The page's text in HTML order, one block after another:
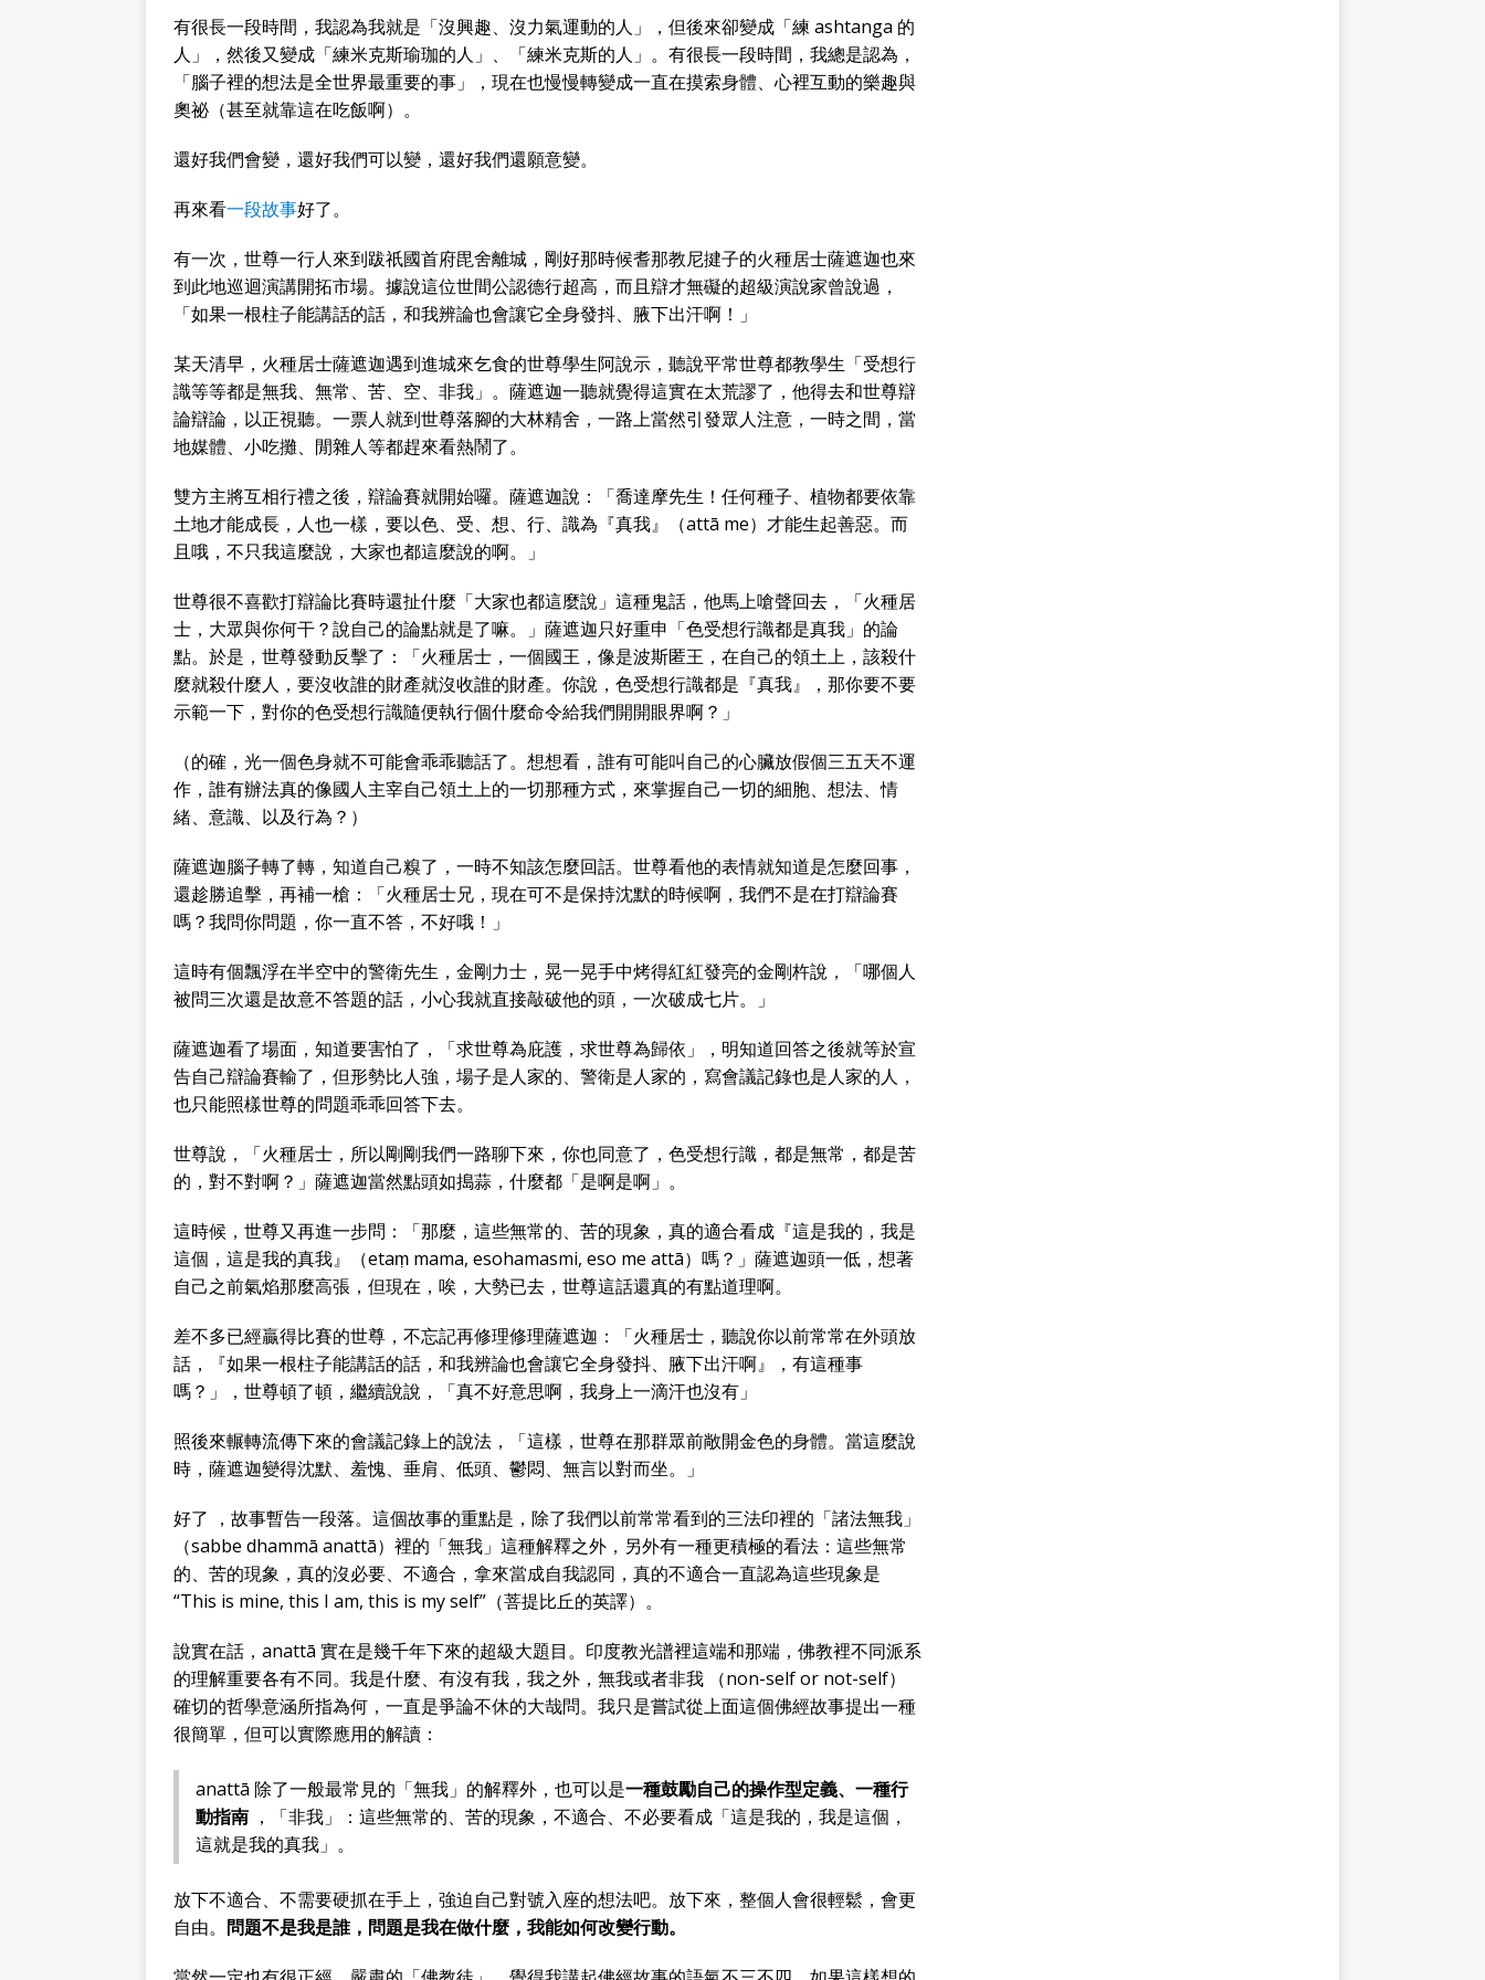
有很長一段時間，我認為我就是「沒興趣、沒力氣運動的人」，但後來卻變成「練 ashtanga 的
人」，然後又變成「練米克斯瑜珈的人」、「練米克斯的人」。有很長一段時間，我總是認為，
「腦子裡的想法是全世界最重要的事」，現在也慢慢轉變成一直在摸索身體、心裡互動的樂趣與
奧祕（甚至就靠這在吃飯啊）。
還好我們會變，還好我們可以變，還好我們還願意變。
再來看一段故事好了。
有一次，世尊一行人來到跋祇國首府毘舍離城，剛好那時候耆那教尼揵子的火種居士薩遮迦也來
到此地巡迴演講開拓市場。據說這位世間公認德行超高，而且辯才無礙的超級演說家曾說過，
「如果一根柱子能講話的話，和我辨論也會讓它全身發抖、腋下出汗啊！」
某天清早，火種居士薩遮迦遇到進城來乞食的世尊學生阿說示，聽說平常世尊都教學生「受想行
識等等都是無我、無常、苦、空、非我」。薩遮迦一聽就覺得這實在太荒謬了，他得去和世尊辯
論辯論，以正視聽。一票人就到世尊落腳的大林精舍，一路上當然引發眾人注意，一時之間，當
地媒體、小吃攤、閒雜人等都趕來看熱鬧了。
雙方主將互相行禮之後，辯論賽就開始囉。薩遮迦說：「喬達摩先生！任何種子、植物都要依靠
土地才能成長，人也一樣，要以色、受、想、行、識為『真我』（attā me）才能生起善惡。而
且哦，不只我這麼說，大家也都這麼說的啊。」
世尊很不喜歡打辯論比賽時還扯什麼「大家也都這麼說」這種鬼話，他馬上嗆聲回去，「火種居
士，大眾與你何干？說自己的論點就是了嘛。」薩遮迦只好重申「色受想行識都是真我」的論
點。於是，世尊發動反擊了：「火種居士，一個國王，像是波斯匿王，在自己的領土上，該殺什
麼就殺什麼人，要沒收誰的財產就沒收誰的財產。你說，色受想行識都是『真我』，那你要不要
示範一下，對你的色受想行識隨便執行個什麼命令給我們開開眼界啊？」
（的確，光一個色身就不可能會乖乖聽話了。想想看，誰有可能叫自己的心臟放假個三五天不運
作，誰有辦法真的像國人主宰自己領土上的一切那種方式，來掌握自己一切的細胞、想法、情
緒、意識、以及行為？）
薩遮迦腦子轉了轉，知道自己糗了，一時不知該怎麼回話。世尊看他的表情就知道是怎麼回事，
還趁勝追擊，再補一槍：「火種居士兄，現在可不是保持沈默的時候啊，我們不是在打辯論賽
嗎？我問你問題，你一直不答，不好哦！」
這時有個飄浮在半空中的警衛先生，金剛力士，晃一晃手中烤得紅紅發亮的金剛杵說，「哪個人
被問三次還是故意不答題的話，小心我就直接敲破他的頭，一次破成七片。」
薩遮迦看了場面，知道要害怕了，「求世尊為庇護，求世尊為歸依」，明知道回答之後就等於宣
告自己辯論賽輸了，但形勢比人強，場子是人家的、警衛是人家的，寫會議記錄也是人家的人，
也只能照樣世尊的問題乖乖回答下去。
世尊說，「火種居士，所以剛剛我們一路聊下來，你也同意了，色受想行識，都是無常，都是苦
的，對不對啊？」薩遮迦當然點頭如搗蒜，什麼都「是啊是啊」。
這時候，世尊又再進一步問：「那麼，這些無常的、苦的現象，真的適合看成『這是我的，我是
這個，這是我的真我』（etaṃ mama, esohamasmi, eso me attā）嗎？」薩遮迦頭一低，想著
自己之前氣焰那麼高張，但現在，唉，大勢已去，世尊這話還真的有點道理啊。
差不多已經贏得比賽的世尊，不忘記再修理修理薩遮迦：「火種居士，聽說你以前常常在外頭放
話，『如果一根柱子能講話的話，和我辨論也會讓它全身發抖、腋下出汗啊』，有這種事
嗎？」，世尊頓了頓，繼續說說，「真不好意思啊，我身上一滴汗也沒有」
照後來輾轉流傳下來的會議記錄上的說法，「這樣，世尊在那群眾前敞開金色的身體。當這麼說
時，薩遮迦變得沈默、羞愧、垂肩、低頭、鬱悶、無言以對而坐。」
好了 ，故事暫告一段落。這個故事的重點是，除了我們以前常常看到的三法印裡的「諸法無我」
（sabbe dhammā anattā）裡的「無我」這種解釋之外，另外有一種更積極的看法：這些無常
的、苦的現象，真的沒必要、不適合，拿來當成自我認同，真的不適合一直認為這些現象是
“This is mine, this I am, this is my self”（菩提比丘的英譯）。
說實在話，anattā 實在是幾千年下來的超級大題目。印度教光譜裡這端和那端，佛教裡不同派系
的理解重要各有不同。我是什麼、有沒有我，我之外，無我或者非我 （non-self or not-self）
確切的哲學意涵所指為何，一直是爭論不休的大哉問。我只是嘗試從上面這個佛經故事提出一種
很簡單，但可以實際應用的解讀：
anattā 除了一般最常見的「無我」的解釋外，也可以是一種鼓勵自己的操作型定義、一種行
動指南 ，「非我」：這些無常的、苦的現象，不適合、不必要看成「這是我的，我是這個，
這就是我的真我」。
放下不適合、不需要硬抓在手上，強迫自己對號入座的想法吧。放下來，整個人會很輕鬆，會更
自由。 問題不是我是誰，問題是我在做什麼，我能如何改變行動。